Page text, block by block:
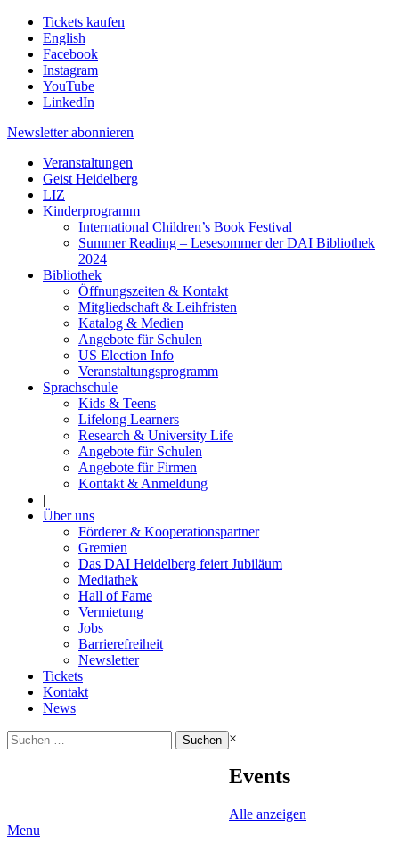
Tickets kaufen
English
Facebook
Instagram
YouTube
LinkedIn
Newsletter abonnieren
Veranstaltungen
Geist Heidelberg
LIZ
Kinderprogramm
International Children’s Book Festival
Summer Reading – Lesesommer der DAI Bibliothek
2024
Bibliothek
Öffnungszeiten & Kontakt
Mitgliedschaft & Leihfristen
Katalog & Medien
Angebote für Schulen
US Election Info
Veranstaltungsprogramm
Sprachschule
Kids & Teens
Lifelong Learners
Research & University Life
Angebote für Schulen
Angebote für Firmen
Kontakt & Anmeldung
|
Über uns
Förderer & Kooperationspartner
Gremien
Das DAI Heidelberg feiert Jubiläum
Mediathek
Hall of Fame
Vermietung
Jobs
Barrierefreiheit
Newsletter
Tickets
Kontakt
News
Suchen
nach:
×
Events
Alle anzeigen
Menu